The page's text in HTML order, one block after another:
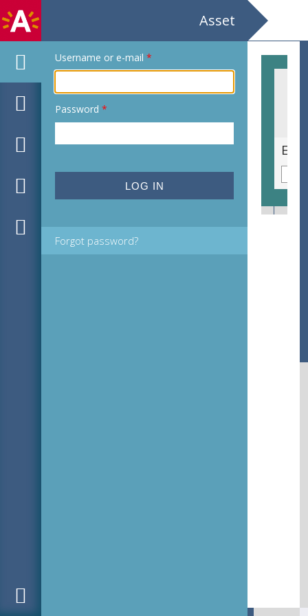
Asset
Username or e-mail *
Password *
Forgot password?
Ex libris voor C. Cornelisse door Anton Pieck Ex